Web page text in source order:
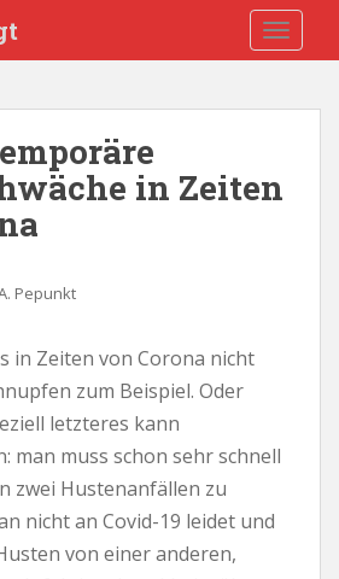
in Zeiten
Pepunkt
in Zeiten von Corona nicht
zum Beispiel. Oder
letzteres kann
man muss schon sehr schnell
zwei Hustenanfällen zu
nicht an Covid-19 leidet und
von einer anderen,